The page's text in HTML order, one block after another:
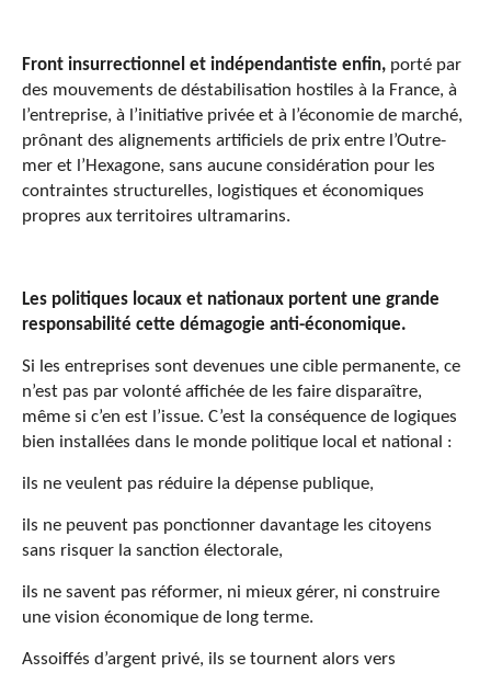
Front insurrectionnel et indépendantiste enfin, porté par
des mouvements de déstabilisation hostiles à la France, à
l’entreprise, à l’initiative privée et à l’économie de marché,
prônant des alignements artificiels de prix entre l’Outre-
mer et l’Hexagone, sans aucune considération pour les
contraintes structurelles, logistiques et économiques
propres aux territoires ultramarins.
Les politiques locaux et nationaux portent une grande
responsabilité cette démagogie anti-économique.
Si les entreprises sont devenues une cible permanente, ce
n’est pas par volonté affichée de les faire disparaître,
même si c’en est l’issue. C’est la conséquence de logiques
bien installées dans le monde politique local et national :
ils ne veulent pas réduire la dépense publique,
ils ne peuvent pas ponctionner davantage les citoyens
sans risquer la sanction électorale,
ils ne savent pas réformer, ni mieux gérer, ni construire
une vision économique de long terme.
Assoiffés d’argent privé, ils se tournent alors vers